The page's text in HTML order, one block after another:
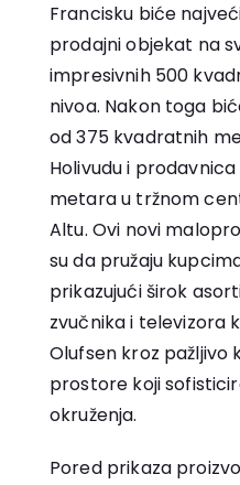
Francisku biće
prodajni objekat na
impresivnih 500
nivoa. Nakon toga
od 375 kvadratnih
Holivudu i
metara u tržnom
Altu. Ovi novi
su da pružaju
prikazujući širok
zvučnika i televizora
Olufsen kroz pažljivo
prostore koji
okruženja.
Pored prikaza